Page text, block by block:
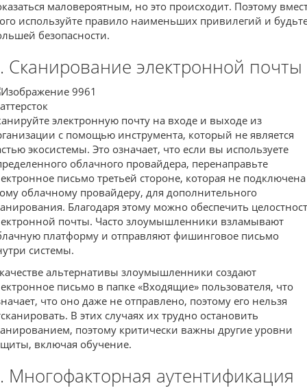
маловероятным, но это происходит. Поэтому
используйте правило наименьших привилегий и
безопасности.
Сканирование электронной почты
электронную почту на входе и выходе из
с помощью инструмента, который не является
экосистемы. Это означает, что если вы используете
облачного провайдера, перенаправьте
письмо третьей стороне, которая не
облачному провайдеру, для дополнительного
Благодаря этому можно обеспечить
почты. Часто злоумышленники взламывают
платформу и отправляют фишинговое письмо
системы.
альтернативы злоумышленники создают
письмо в папке «Входящие» пользователя, что
что оно даже не отправлено, поэтому его нельзя
В этих случаях их трудно остановить
поэтому критически важны другие уровни
включая обучение.
Многофакторная аутентификация